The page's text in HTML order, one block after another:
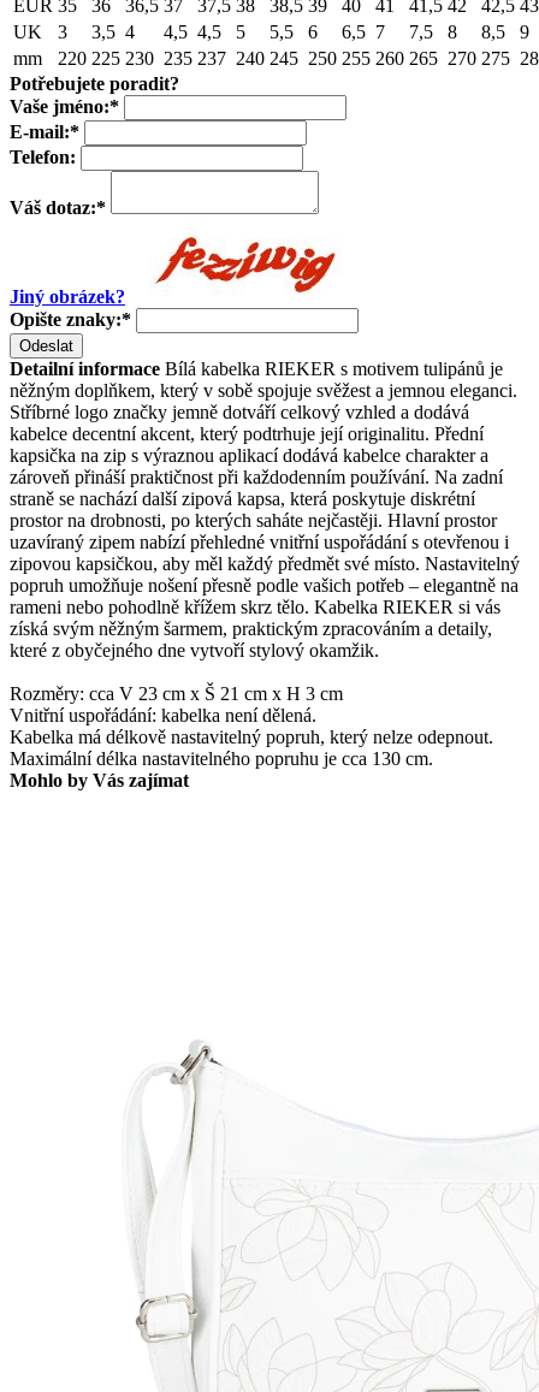
EUR 35 36 36,5 37 37,5 38 38,5 39 40 41 41,5 42 42,5 43
UK
3 3,5 4 4,5 4,5 5 5,5 6 6,5 7 7,5 8 8,5
9
mm
220 225 230 235 237 240 245 250 255 260 265 270 275
Potřebujete poradit?
Vaše jméno:*
E-mail:*
Telefon:
Váš dotaz:*
Jiný obrázek?
Opište znaky:*
Odeslat
Detailní informace Bílá kabelka RIEKER s motivem tulipánů je
něžným doplňkem, který v sobě spojuje svěžest a jemnou eleganci.
Stříbrné logo značky jemně dotváří celkový vzhled a dodává
kabelce decentní akcent, který podtrhuje její originalitu. Přední
kapsička na zip s výraznou aplikací dodává kabelce charakter a
zároveň přináší praktičnost při každodenním používání. Na zadní
straně se nachází další zipová kapsa, která poskytuje diskrétní
prostor na drobnosti, po kterých saháte nejčastěji. Hlavní prostor
uzavíraný zipem nabízí přehledné vnitřní uspořádání s otevřenou i
zipovou kapsičkou, aby měl každý předmět své místo. Nastavitelný
popruh umožňuje nošení přesně podle vašich potřeb – elegantně na
rameni nebo pohodlně křížem skrz tělo. Kabelka RIEKER si vás
získá svým něžným šarmem, praktickým zpracováním a detaily,
které z obyčejného dne vytvoří stylový okamžik.
Rozměry: cca V 23 cm x Š 21 cm x H 3 cm
Vnitřní uspořádání: kabelka není dělená.
Kabelka má délkově nastavitelný popruh, který nelze odepnout.
Maximální délka nastavitelného popruhu je cca 130 cm.
Mohlo by Vás zajímat